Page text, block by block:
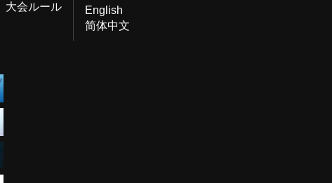
大会ルール
English
简体中文